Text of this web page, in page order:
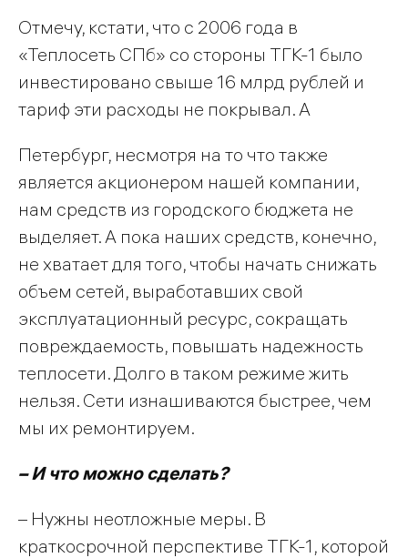
Отмечу, кстати, что с 2006 года в
«Теплосеть СПб» со стороны ТГК-1 было
инвестировано свыше 16 млрд рублей и
тариф эти расходы не покрывал. А
Петербург, несмотря на то что также
является акционером нашей компании,
нам средств из городского бюджета не
выделяет. А пока наших средств, конечно,
не хватает для того, чтобы начать снижать
объем сетей, выработавших свой
эксплуатационный ресурс, сокращать
повреждаемость, повышать надежность
теплосети. Долго в таком режиме жить
нельзя. Сети изнашиваются быстрее, чем
мы их ремонтируем.
– И что можно сделать?
– Нужны неотложные меры. В
краткосрочной перспективе ТГК-1, которой